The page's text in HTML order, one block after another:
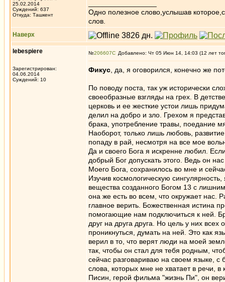
25.02.2014
Суждений: 637
Откуда: Ташкент
Одно полезное слово,услышав
слов.
Наверх
lebespiere
Зарегистрирован:
04.06.2014
Суждений: 10
№206607 Добавлено: Чт 05 Июн 14, 14:03 (12 лет
Фикус , да, я оговорился, конечно же
По поводу поста, так уж исторически
своеобразные взгляды на грех. В
церковь и ее жесткие устои лишь
делил на добро и зло. Грехом я
брака, употребление травы, поедание
Наоборот, только лишь любовь,
попаду в рай, несмотря на все мое
Да и своего Бога я искренне любил.
добрый Бог допускать этого. Ведь он
Моего Бога, сохранилось во мне и
Изучив космологическую
вещества созданного Богом 13 с
она же есть во всем, что окружает нас.
главное верить. Божественная истина
помогающие нам подключиться к ней.
друг на друга друга. Но цель у них
проникнуться, думать на ней. Это как
верил в то, что верят люди на моей
так, чтобы он стал для тебя родным,
сейчас разговариваю на своем языке, с
слова, которых мне не хватает в речи,
Писин, герой фильма "жизнь Пи", он